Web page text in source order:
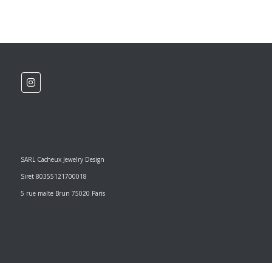
SARL Cacheux Jewelry Design
Siret 80355121700018
5 rue malte Brun 75020 Paris